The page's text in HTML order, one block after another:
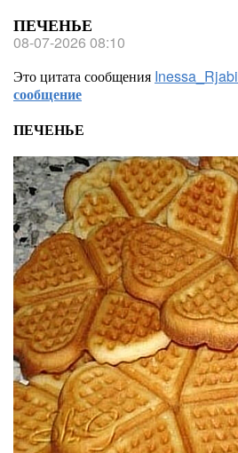
ПЕЧЕНЬЕ
08-07-2026 08:10
Это цитата сообщения
сообщение
ПЕЧЕНЬЕ